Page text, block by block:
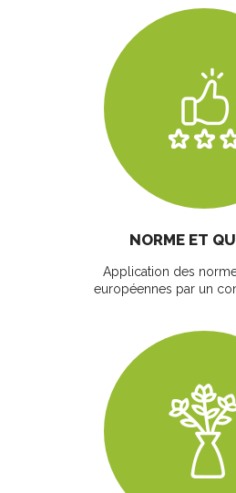
NORME ET
Application des
européennes par un